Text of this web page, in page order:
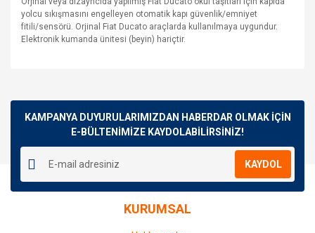
yolcu sıkışmasını engelleyen otomatik kapı güvenlik/emniyet
fitili/sensörü. Orjinal Fiat Ducato araçlarda kullanılmaya uygundur.
Elektronik kumanda ünitesi (beyin) hariçtir.
Yorum Yaz
kullanarak tarafımıza iletebilirsiniz.
Görüş ve önerileriniz için teşekkür ederiz.
Ürün resmi kalitesiz, bozuk veya görüntülenemiyor.
Ürün açıklamasında eksik bilgiler bulunuyor.
Ürün bilgilerinde hatalar bulunuyor.
Ürün fiyatı diğer sitelerden daha pahalı.
KAMPANYA DUYURULARIMIZDAN HABERDAR OLMAK İÇİN
E-BÜLTENİMİZE KAYDOLABİLİRSİNİZ!
KAYDOL
KURUMSAL